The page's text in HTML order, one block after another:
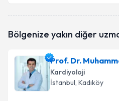
Bölgenize yakın diğer
Prof. Dr.
Kardiyoloji
İstanbul, Kadıköy